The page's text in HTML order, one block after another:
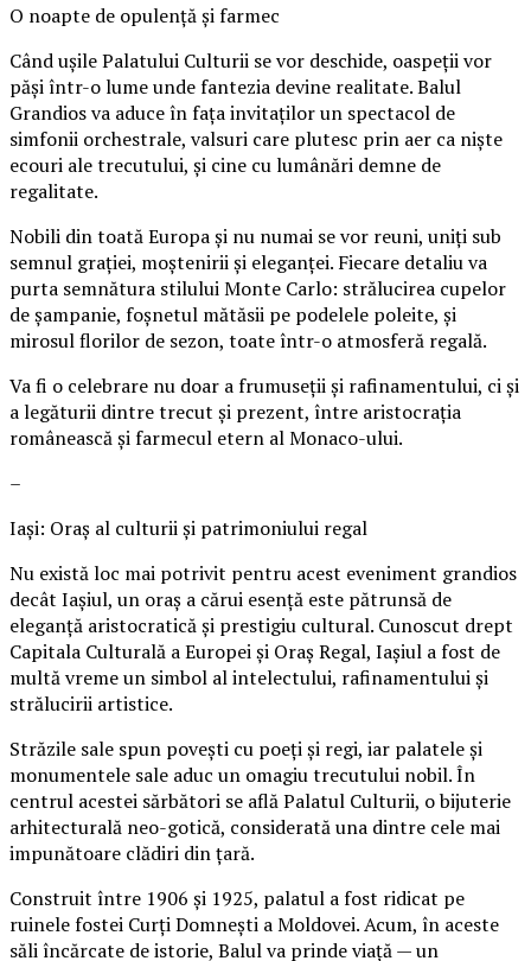
O noapte de opulență și farmec
Când ușile Palatului Culturii se vor deschide, oaspeții vor
păși într-o lume unde fantezia devine realitate. Balul
Grandios va aduce în fața invitaților un spectacol de
simfonii orchestrale, valsuri care plutesc prin aer ca niște
ecouri ale trecutului, și cine cu lumânări demne de
regalitate.
Nobili din toată Europa și nu numai se vor reuni, uniți sub
semnul grației, moștenirii și eleganței. Fiecare detaliu va
purta semnătura stilului Monte Carlo: strălucirea cupelor
de șampanie, foșnetul mătăsii pe podelele poleite, și
mirosul florilor de sezon, toate într-o atmosferă regală.
Va fi o celebrare nu doar a frumuseții și rafinamentului, ci și
a legăturii dintre trecut și prezent, între aristocrația
românească și farmecul etern al Monaco-ului.
–
Iași: Oraș al culturii și patrimoniului regal
Nu există loc mai potrivit pentru acest eveniment grandios
decât Iașiul, un oraș a cărui esență este pătrunsă de
eleganță aristocratică și prestigiu cultural. Cunoscut drept
Capitala Culturală a Europei și Oraș Regal, Iașiul a fost de
multă vreme un simbol al intelectului, rafinamentului și
strălucirii artistice.
Străzile sale spun povești cu poeți și regi, iar palatele și
monumentele sale aduc un omagiu trecutului nobil. În
centrul acestei sărbători se află Palatul Culturii, o bijuterie
arhitecturală neo-gotică, considerată una dintre cele mai
impunătoare clădiri din țară.
Construit între 1906 și 1925, palatul a fost ridicat pe
ruinele fostei Curți Domnești a Moldovei. Acum, în aceste
săli încărcate de istorie, Balul va prinde viață — un